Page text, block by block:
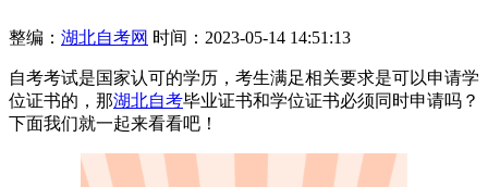
整编： 湖北自考网 时间：2023-05-14 14:51:13
自考考试是国家认可的学历，考生满足相关要求是可以申请学
位证书的，那湖北自考毕业证书和学位证书必须同时申请吗？
下面我们就一起来看看吧！